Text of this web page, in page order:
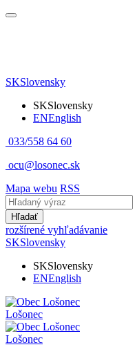
SKSlovensky
SKSlovensky
ENEnglish
033/558 64 60
ocu@losonec.sk
Mapa webu RSS
Hľadať
rozšírené vyhľadávanie
SKSlovensky
SKSlovensky
ENEnglish
Lošonec
Lošonec